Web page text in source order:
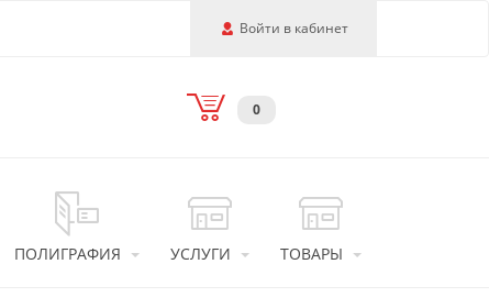
Войти в кабинет
0
ПОЛИГРАФИЯ УСЛУГИ ТОВАРЫ